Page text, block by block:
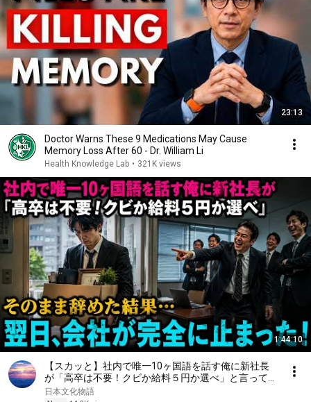
23:13
Doctor Warns These 9 Medications May Cause
Memory Loss After 60 - Dr. William Li
Health Knowledge Lab • 321K views
1:44:10
【スカッと】社内で唯一10ヶ国語を話す俺に新社長
が「高卒は不要！クビか給料５円か選べ」と言ってき
た。そのまま辞めた結果
日本文化物語